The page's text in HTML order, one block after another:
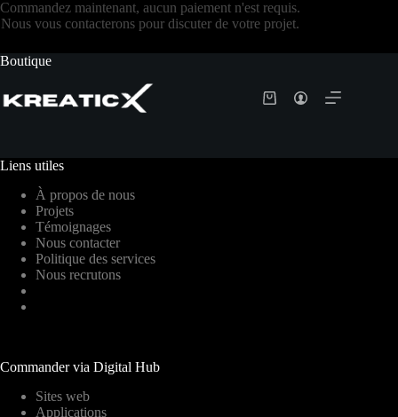
Commandez maintenant, aucun paiement n'est requis.
Nous vous contacterons pour discuter de votre projet.
Boutique
Liens utiles
À propos de nous
Projets
Témoignages
Nous contacter
Politique des services
Nous recrutons
Commander via Digital Hub
Sites web
Applications